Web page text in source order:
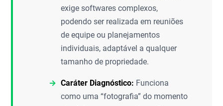
exige softwares complexos,
podendo ser realizada em reuniões
de equipe ou planejamentos
individuais, adaptável a qualquer
tamanho de propriedade.
Caráter Diagnóstico: Funciona
como uma “fotografia” do momento